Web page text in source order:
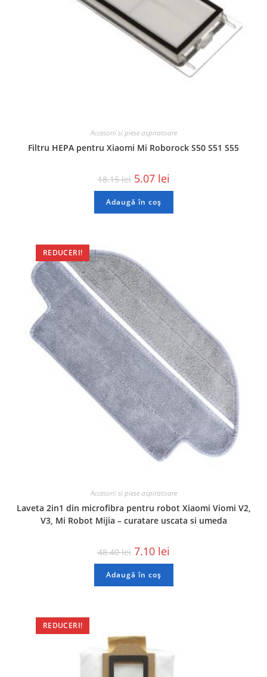
Accesorii si piese aspiratoare
Filtru HEPA pentru Xiaomi Mi Roborock S50 S51 S55
18.15lei 5.07 lei
Adaugă în coș
REDUCERI!
Accesorii si piese aspiratoare
Laveta 2in1 din microfibra pentru robot Xiaomi Viomi V2,
V3, Mi Robot Mijia – curatare uscata si umeda
48.40lei 7.10 lei
Adaugă în coș
REDUCERI!